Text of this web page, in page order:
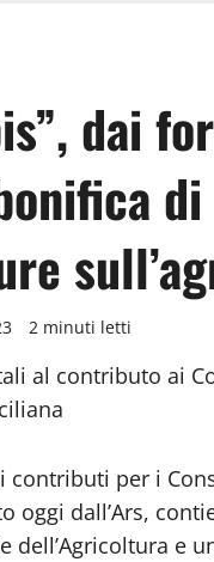
dai
2 minuti letti
al contributo ai
per i
oggi dall’Ars,
dell’Agricoltura